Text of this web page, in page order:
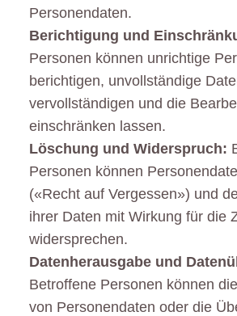
Personendaten.
Berichtigung und
Personen können unrichtige
berichtigen, unvollständige
vervollständigen und die
einschränken lassen.
Löschung und Widerspruch:
Personen können
(«Recht auf Vergessen») und
ihrer Daten mit Wirkung für die
widersprechen.
Datenherausgabe und
Betroffene Personen können
von Personendaten oder die